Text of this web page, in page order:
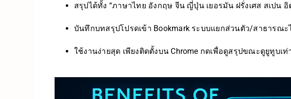
สรุปได้ทั้ง “ภาษาไทย อังกฤษ จีน ญี่ปุ่น เยอรมัน ฝรั่งเศส สเปน อิ
บันทึกบทสรุปโปรดเข้า Bookmark ระบบแยกส่วนตัว/สาธารณะ
ใช้งานง่ายสุด เพียงติดตั้งบน Chrome กดเพื่อดูสรุปขณะดูยูทูบเ